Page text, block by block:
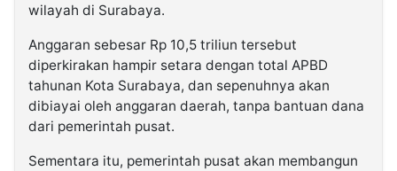
wilayah di Surabaya.
Anggaran sebesar Rp 10,5 triliun tersebut
diperkirakan hampir setara dengan total APBD
tahunan Kota Surabaya, dan sepenuhnya akan
dibiayai oleh anggaran daerah, tanpa bantuan dana
dari pemerintah pusat.
Sementara itu, pemerintah pusat akan membangun